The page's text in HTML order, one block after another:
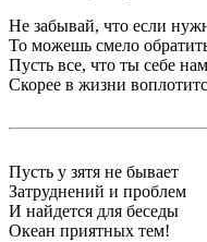
Не забывай, что если
То можешь смело
Пусть все, что ты себе
Скорее в жизни
Пусть у зятя не бывает
Затруднений и проблем
И найдется для беседы
Океан приятных тем!